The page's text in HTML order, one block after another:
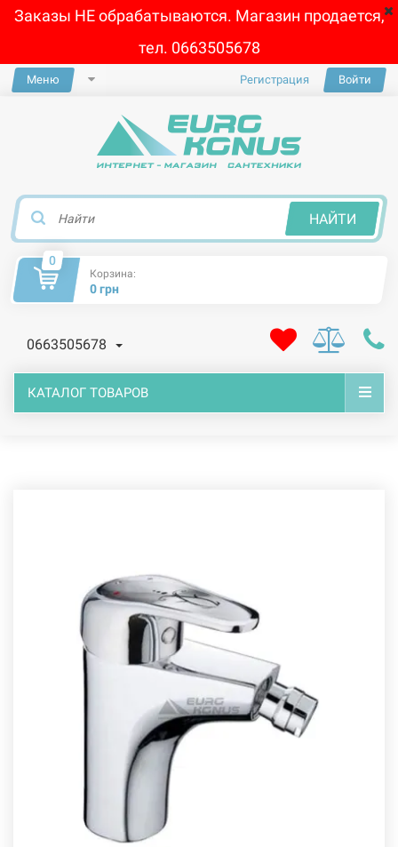
Заказы НЕ обрабатываются. Магазин продается,
тел. 0663505678
Меню Регистрация Войти
НАЙТИ
0
Корзина:
0 грн
0663505678
КАТАЛОГ ТОВАРОВ